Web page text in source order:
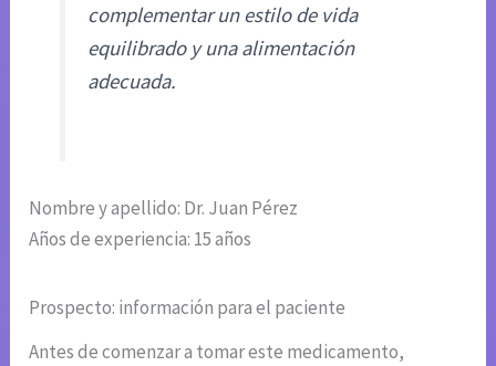
complementar un estilo de vida
equilibrado y una alimentación
adecuada.
Nombre y apellido: Dr. Juan Pérez
Años de experiencia: 15 años
Prospecto: información para el paciente
Antes de comenzar a tomar este medicamento,